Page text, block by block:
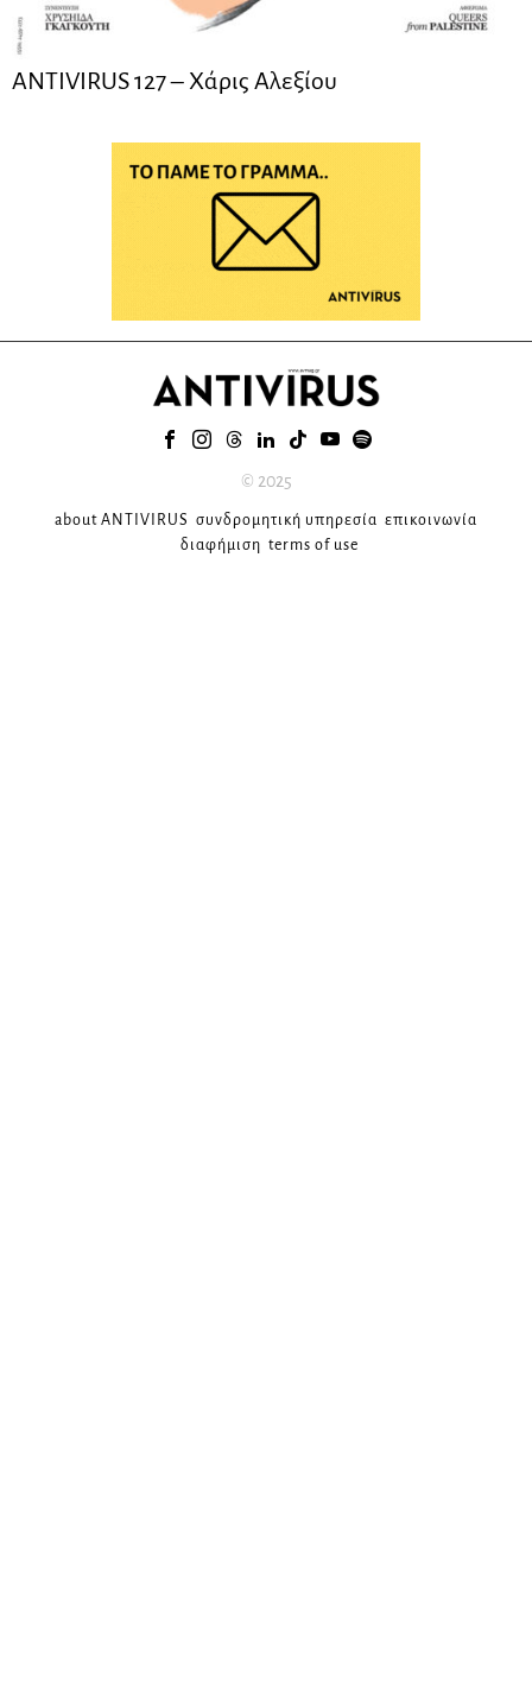
ANTIVIRUS 127 – Xάρις Αλεξίου
© 2025
about ANTIVIRUS συνδρομητική υπηρεσία επικοινωνία
διαφήμιση terms of use